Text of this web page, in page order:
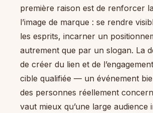
première raison est de renforcer
l’image de marque : se rendre
les esprits, incarner un
autrement que par un slogan. La
de créer du lien et de
cible qualifiée — un événement
des personnes réellement
vaut mieux qu’une large audience